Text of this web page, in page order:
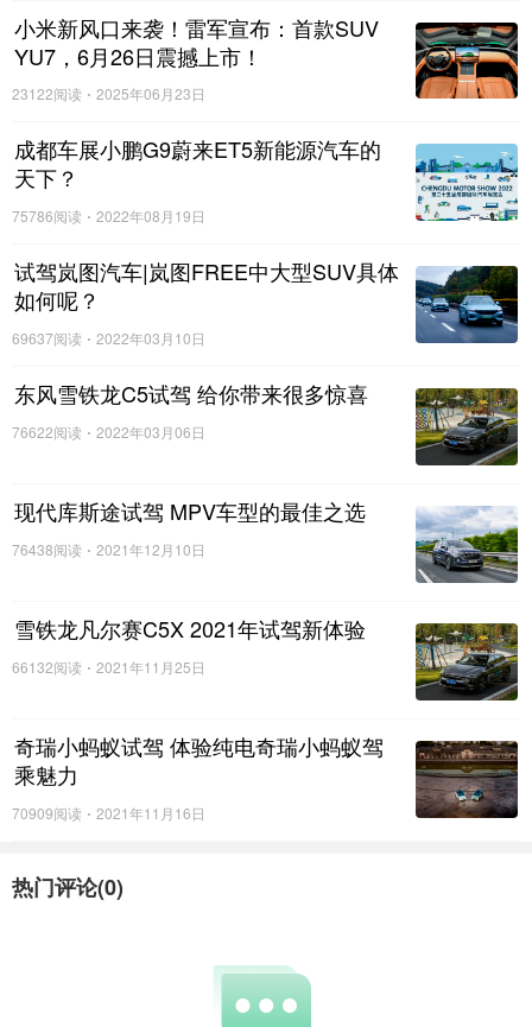
3.8米舱内有效空间与全维隐私，共筑移动会客厅
统一。私享饮吧是尊界V800豪华体验的灵魂，而超大
空间、顶级材质与全维度隐私配置，则是承载这份礼
遇的强大载体。
空间是豪华的第一前提。尊界V800拥有行业领先
横向空间，即便座椅完全放倒休憩，也无丝毫压抑
感。常规状态下758L的后备箱容积，可轻松容纳7个标
座舱空间可拓展至2713L，配合超过10种空间布局，无
论是商务接待、团队出行还是私人旅行，都能快速适
超过30处顶级切工水晶装饰、80余处真金属饰件，搭
配长达17米的氛围灯带。水晶饰件与私享饮吧的精致
小米新风口来袭！雷军宣布：首款SUV
YU7，6月26日震撼上市！
23122阅读 2025年06月23日
成都车展小鹏G9蔚来ET5新能源汽车的
天下？
75786阅读 2022年08月19日
试驾岚图汽车|岚图FREE中大型SUV具体
如何呢？
69637阅读 2022年03月10日
东风雪铁龙C5试驾 给你带来很多惊喜
76622阅读 2022年03月06日
现代库斯途试驾 MPV车型的最佳之选
76438阅读 2021年12月10日
雪铁龙凡尔赛C5X 2021年试驾新体验
66132阅读 2021年11月25日
奇瑞小蚂蚁试驾 体验纯电奇瑞小蚂蚁驾
乘魅力
70909阅读 2021年11月16日
热门评论(0)